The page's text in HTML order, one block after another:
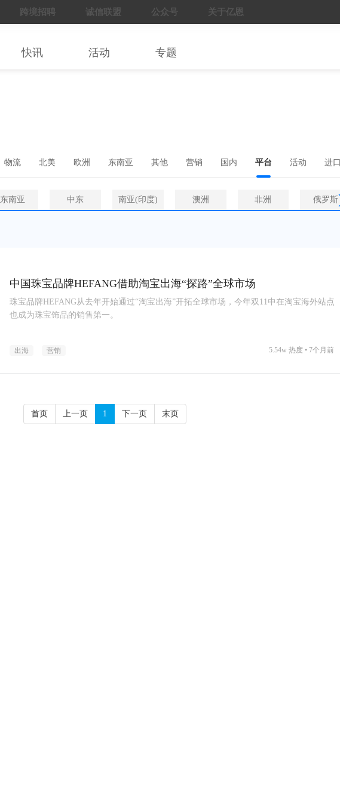
跨境招聘 诚信联盟 公众号 关于亿恩
快讯 活动 专题
物流 北美 欧洲 东南亚 其他 营销 国内 平台 活动 进口
东南亚 中东 南亚(印度) 澳洲 非洲 俄罗斯
中国珠宝品牌HEFANG借助淘宝出海“探路”全球市场
珠宝品牌HEFANG从去年开始通过“淘宝出海”开拓全球市场，今年双11中在淘宝海外站点
也成为珠宝饰品的销售第一。
出海 营销 7个月前
5.54w 热度 •
首页 上一页 1 下一页 末页